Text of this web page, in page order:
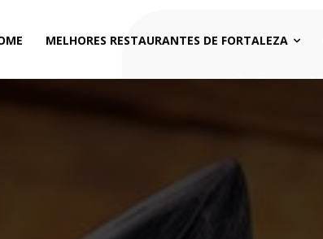
MELHORES RESTAURANTES DE FORTALEZA